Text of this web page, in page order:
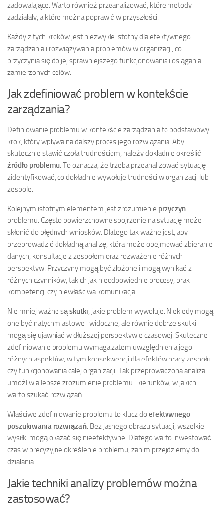
zadowalające. Warto również przeanalizować, które metody
zadziałały, a które można poprawić w przyszłości.
Każdy z tych kroków jest niezwykle istotny dla efektywnego
zarządzania i rozwiązywania problemów w organizacji, co
przyczynia się do jej sprawniejszego funkcjonowania i osiągania
zamierzonych celów.
Jak zdefiniować problem w kontekście
zarządzania?
Definiowanie problemu w kontekście zarządzania to podstawowy
krok, który wpływa na dalszy proces jego rozwiązania. Aby
skutecznie stawić czoła trudnościom, należy dokładnie określić
źródło problemu . To oznacza, że trzeba przeanalizować sytuację i
zidentyfikować, co dokładnie wywołuje trudności w organizacji lub
zespole.
Kolejnym istotnym elementem jest zrozumienie przyczyn
problemu. Często powierzchowne spojrzenie na sytuację może
skłonić do błędnych wniosków. Dlatego tak ważne jest, aby
przeprowadzić dokładną analizę, która może obejmować zbieranie
danych, konsultacje z zespołem oraz rozważenie różnych
perspektyw. Przyczyny mogą być złożone i mogą wynikać z
różnych czynników, takich jak nieodpowiednie procesy, brak
kompetencji czy niewłaściwa komunikacja.
Nie mniej ważne sąskutki , jakie problem wywołuje. Niekiedy mogą
one być natychmiastowe i widoczne, ale równie dobrze skutki
mogą się ujawniać w dłuższej perspektywie czasowej. Skuteczne
zdefiniowanie problemu wymaga zatem uwzględnienia jego
różnych aspektów, w tym konsekwencji dla efektów pracy zespołu
czy funkcjonowania całej organizacji. Tak przeprowadzona analiza
umożliwia lepsze zrozumienie problemu i kierunków, w jakich
warto szukać rozwiązań.
Właściwe zdefiniowanie problemu to klucz do efektywnego
poszukiwania rozwiązań . Bez jasnego obrazu sytuacji, wszelkie
wysiłki mogą okazać się nieefektywne. Dlatego warto inwestować
czas w precyzyjne określenie problemu, zanim przejdziemy do
działania.
Jakie techniki analizy problemów można
zastosować?